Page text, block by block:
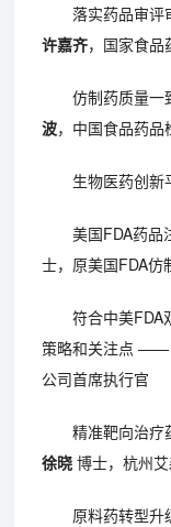
落实药品审
许嘉齐，国家食
仿制药质量
波，中国食品药
生物医药创
美国FDA药
士，原美国FDA仿
符合中美FDA
策略和关注点 ——
公司首席执行官
精准靶向治
徐晓博士，杭州
原料药转型